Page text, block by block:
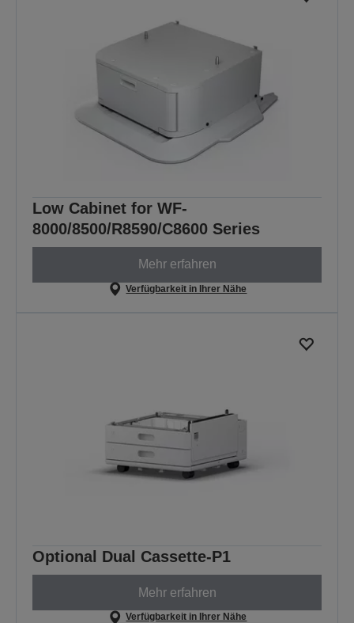
Low Cabinet for WF-
8000/8500/R8590/C8600 Series
Mehr erfahren
Verfügbarkeit in Ihrer Nähe
Optional Dual Cassette-P1
Mehr erfahren
Verfügbarkeit in Ihrer Nähe